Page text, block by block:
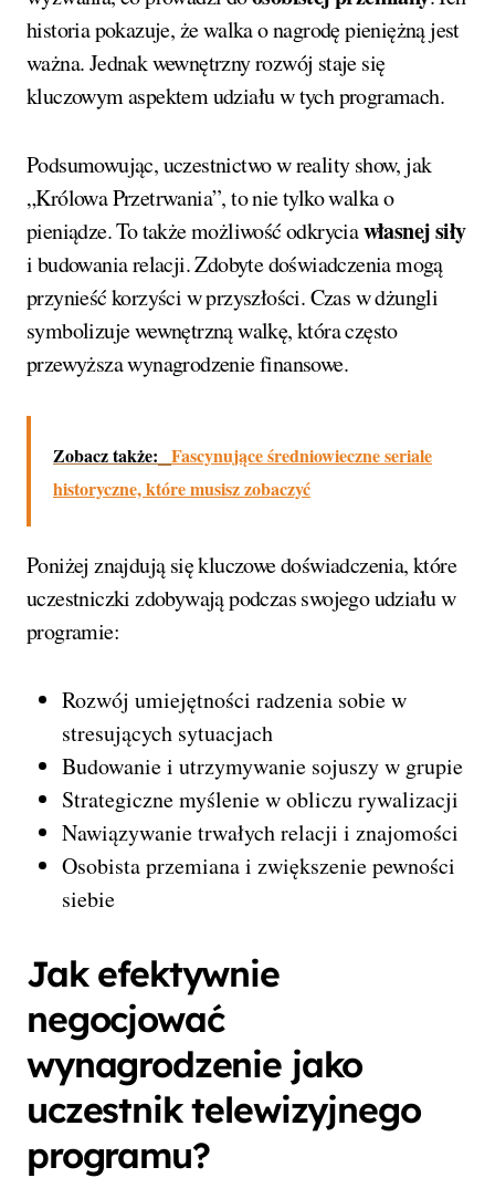
historia pokazuje, że walka o nagrodę pieniężną jest
ważna. Jednak wewnętrzny rozwój staje się
kluczowym aspektem udziału w tych programach.
Podsumowując, uczestnictwo w reality show, jak
„Królowa Przetrwania”, to nie tylko walka o
pieniądze. To także możliwość odkryciawłasnej siły
i budowania relacji. Zdobyte doświadczenia mogą
przynieść korzyści w przyszłości. Czas w dżungli
symbolizuje wewnętrzną walkę, która często
przewyższa wynagrodzenie finansowe.
Zobacz także: Fascynujące średniowieczne seriale
historyczne, które musisz zobaczyć
Poniżej znajdują się kluczowe doświadczenia, które
uczestniczki zdobywają podczas swojego udziału w
programie:
Rozwój umiejętności radzenia sobie w
stresujących sytuacjach
Budowanie i utrzymywanie sojuszy w grupie
Strategiczne myślenie w obliczu rywalizacji
Na­wiązywanie trwałych relacji i znajomości
Osobista przemiana i zwiększenie pewności
siebie
Jak efektywnie
negocjować
wynagrodzenie jako
uczestnik telewizyjnego
programu?